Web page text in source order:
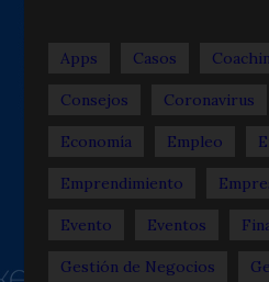
Apps Casos
Consejos Coronavirus
Economía Empleo
Emprendimiento
Evento Eventos
Gestión de Negocios